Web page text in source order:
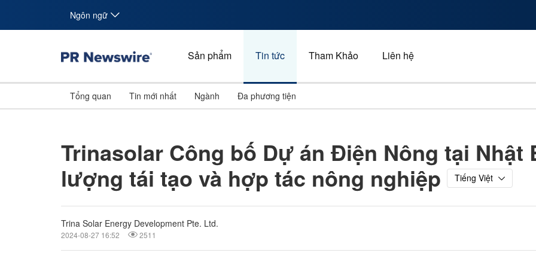
Ngôn ngữ
Sản phẩm Tin tức Tham Khảo Liên hệ
Tổng quan Tin mới nhất Ngành
Năng lượng
Kinh doanh
Đa phương tiện
Trinasolar Công bố Dự án Điện Nông tại Nhật
lượng tái tạo và hợp tác nông nghiệp
Tiếng Việt
Trina Solar Energy Development Pte. Ltd.
2024-08-27 16:52 2511